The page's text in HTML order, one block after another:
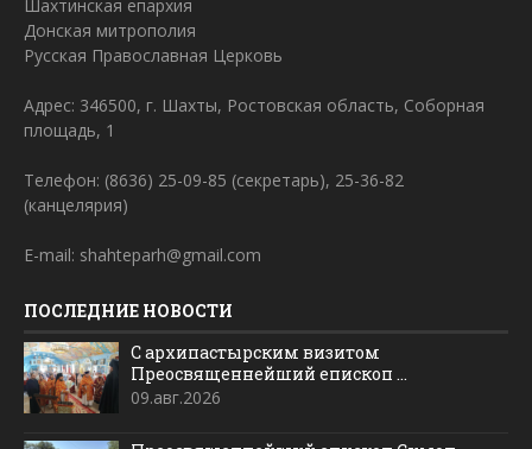
Шахтинская епархия
Донская митрополия
Русская Православная Церковь
Адрес: 346500, г. Шахты, Ростовская область, Соборная
площадь, 1
Телефон: (8636) 25-09-85 (секретарь), 25-36-82
(канцелярия)
E-mail: shahteparh@gmail.com
ПОСЛЕДНИЕ НОВОСТИ
С архипастырским визитом
Преосвященнейший епископ ...
09.авг.2026